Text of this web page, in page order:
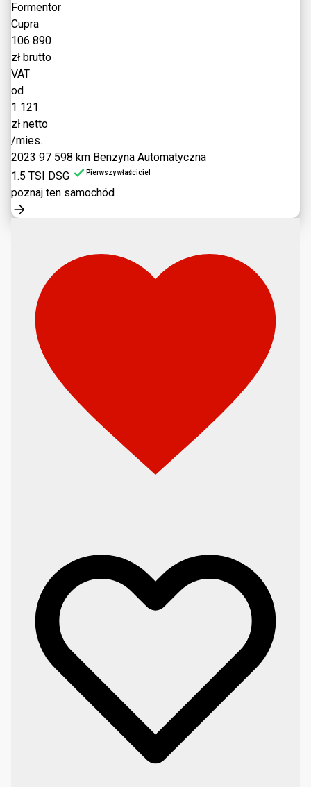
Formentor
Cupra
106 890
zł brutto
VAT
od
1 121
zł netto
/mies.
2023 97 598 km Benzyna Automatyczna
1.5 TSI DSG
Pierwszy właściciel
poznaj ten samochód